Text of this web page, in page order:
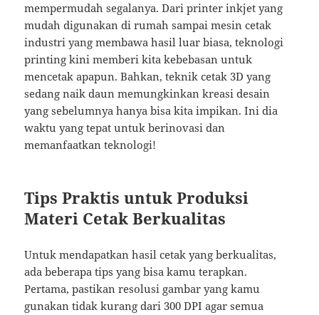
mempermudah segalanya. Dari printer inkjet yang
mudah digunakan di rumah sampai mesin cetak
industri yang membawa hasil luar biasa, teknologi
printing kini memberi kita kebebasan untuk
mencetak apapun. Bahkan, teknik cetak 3D yang
sedang naik daun memungkinkan kreasi desain
yang sebelumnya hanya bisa kita impikan. Ini dia
waktu yang tepat untuk berinovasi dan
memanfaatkan teknologi!
Tips Praktis untuk Produksi
Materi Cetak Berkualitas
Untuk mendapatkan hasil cetak yang berkualitas,
ada beberapa tips yang bisa kamu terapkan.
Pertama, pastikan resolusi gambar yang kamu
gunakan tidak kurang dari 300 DPI agar semua